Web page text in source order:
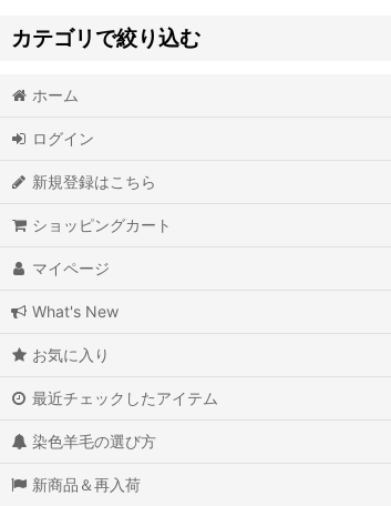
並び順:
カテゴリで絞り込む
書籍で紹介されている羊毛など (全商品)
hinari 一緒にいたい！羊毛フェルトのちび猫づくり
うちのコにしたい 羊毛フェルト猫のつくり方 hinali
キラ☆ふわ羊毛デコ小物（小学館）
ugodub片山理恵のキラ☆ふわ羊毛デコ（STUDIO
ホーム
ログイン
新規登録はこちら
ショッピングカート
マイページ
What's New
お気に入り
最近チェックしたアイテム
染色羊毛の選び方
新商品＆再入荷